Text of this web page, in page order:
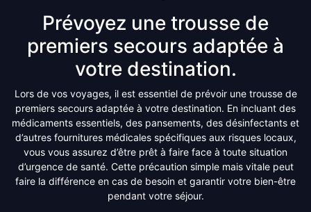
Prévoyez une trousse de
premiers secours adaptée à
votre destination.
Lors de vos voyages, il est essentiel de prévoir une trousse de
premiers secours adaptée à votre destination. En incluant des
médicaments essentiels, des pansements, des désinfectants et
d’autres fournitures médicales spécifiques aux risques locaux,
vous vous assurez d’être prêt à faire face à toute situation
d’urgence de santé. Cette précaution simple mais vitale peut
faire la différence en cas de besoin et garantir votre bien-être
pendant votre séjour.